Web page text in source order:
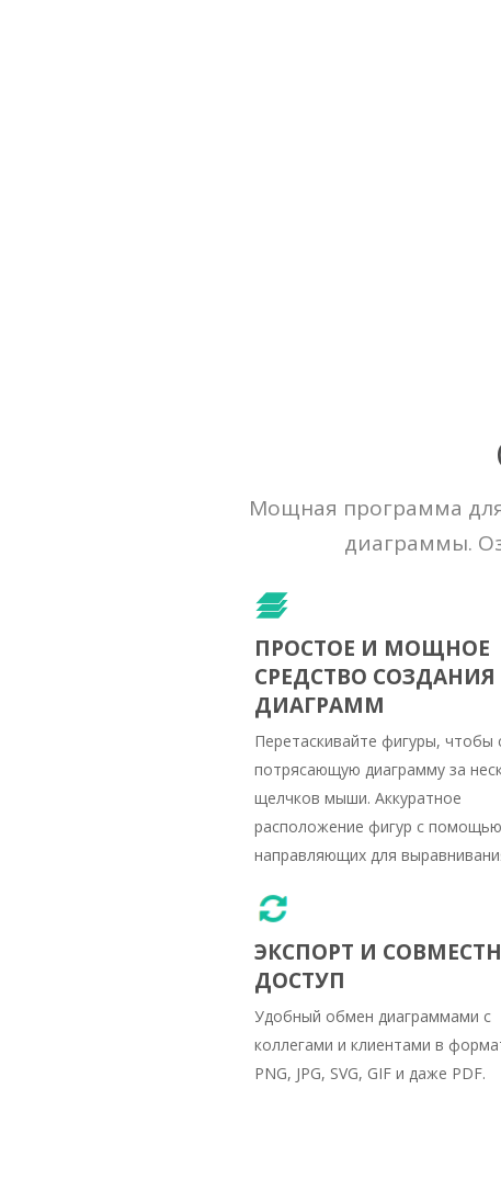
Мощная программа для
диаграммы.
ПРОСТОЕ И МОЩНОЕ
СРЕДСТВО СОЗДАНИЯ
ДИАГРАММ
Перетаскивайте фигуры, чтобы
потрясающую диаграмму за
щелчков мыши. Аккуратное
расположение фигур с помощью
направляющих для
ЭКСПОРТ И
ДОСТУП
Удобный обмен диаграммами с
коллегами и клиентами в
PNG, JPG, SVG, GIF и даже PDF.